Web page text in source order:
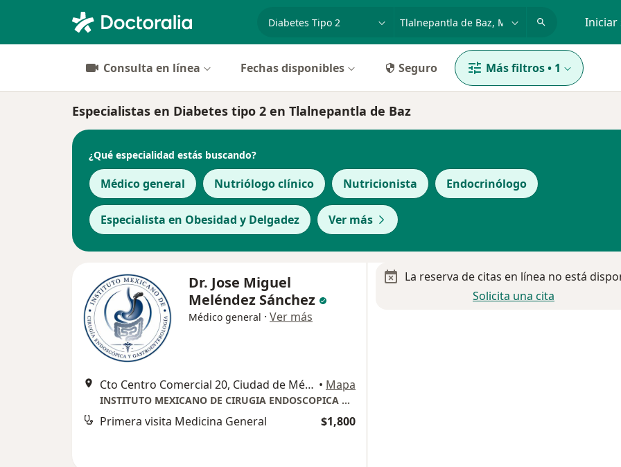
Iniciar
Consulta en línea Fechas disponibles Seguro Más filtros• 1
Especialistas en Diabetes tipo 2 en Tlalnepantla de Baz
¿Qué especialidad estás buscando?
Médico general Nutriólogo clínico Nutricionista Endocrinólogo
Especialista en Obesidad y Delgadez Ver más
Dr. Jose Miguel
Meléndez Sánchez
Médico general · Ver más
Cto Centro Comercial 20, Ciudad de México • Mapa
INSTITUTO MEXICANO DE CIRUGIA ENDOSCOPICA Y GASTROENTEROLOGIA
Primera visita Medicina General $1,800
La reserva de citas en línea no está
Solicita una cita